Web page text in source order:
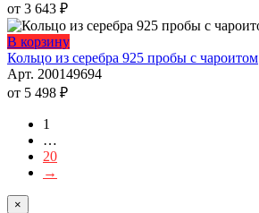
странице
товара.
вариаций.
Опции
можно
выбрать
от 3 643 ₽
В корзинуЭтот
товар
имеет
Кольцо из серебра 925 пробы с чароитом
Арт. 200149694
от 5 498 ₽
1
…
20
→
×